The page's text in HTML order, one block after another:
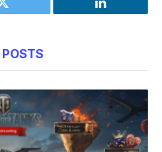
Twitter LinkedIn
POSTS